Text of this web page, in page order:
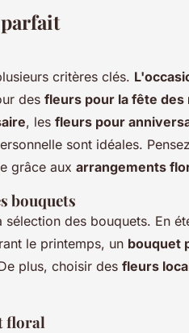
critères clés.
des fleurs pour la fête des
, les fleurs pour
sont idéales.
grâce aux arrangements
bouquets
sélection des bouquets. En
le printemps, un bouquet
plus, choisir des fleurs
floral